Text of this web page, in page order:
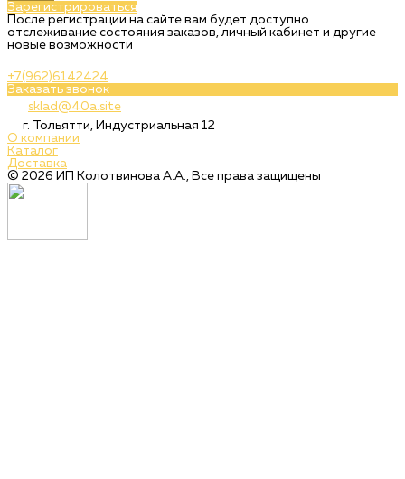
Зарегистрироваться
После регистрации на сайте вам будет доступно
отслеживание состояния заказов, личный кабинет и другие
новые возможности
+7(962)6142424
Заказать звонок
sklad@40a.site
г. Тольятти, Индустриальная 12
О компании
Каталог
Доставка
© 2026 ИП Колотвинова А.А., Все права защищены